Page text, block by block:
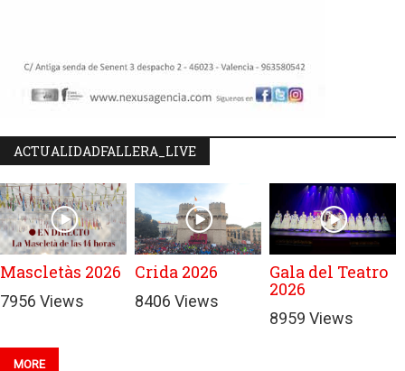
ACTUALIDADFALLERA_LIVE
Mascletàs 2026
7956 Views
Crida 2026
8406 Views
Gala del Teatro
2026
8959 Views
MORE